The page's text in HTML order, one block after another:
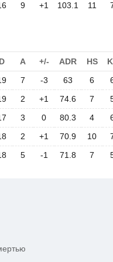
9 +1 103.1 11
D A +/- ADR HS
7 -3 63 6
2 +1 74.6 7
3 0 80.3 4
2 +1 70.9 10
5 -1 71.8 7